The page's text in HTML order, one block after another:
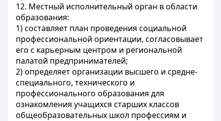
12. Местный исполнительный орган в области
образования:
1) составляет план проведения социальной
профессиональной ориентации, согласовывает
его с карьерным центром и региональной
палатой предпринимателей;
2) определяет организации высшего и средне-
специального, технического и
профессионального образования для
ознакомления учащихся старших классов
общеобразовательных школ профессиям и